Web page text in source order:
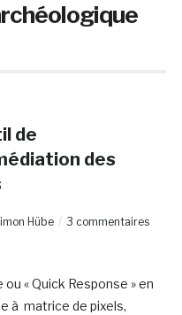
de
des
Hübe 3 commentaires
« Quick Response » en
à matrice de pixels,